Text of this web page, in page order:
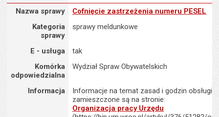
Nazwa sprawy : Cofnięcie zastrzeżenia numeru PESEL
Nazwa sprawy
Cofnięcie zastrzeżenia numeru PESEL
Kategoria
sprawy
sprawy meldunkowe
E - usługa
tak
Komórka
odpowiedzialna
Wydział Spraw Obywatelskich
Informacja
Informacje na temat zasad i godzin obsługi
zamieszczone są na stronie:
Organizacja pracy Urzędu